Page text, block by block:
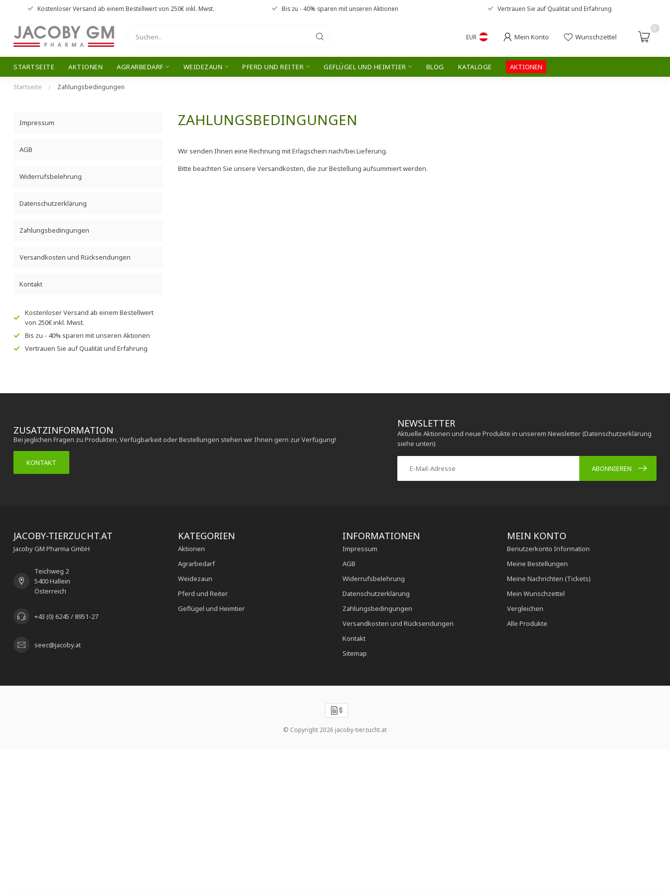
Kostenloser Versand ab einem Bestellwert von 250€ inkl. Mwst. Bis zu - 40% sparen mit unseren Aktionen Vertrauen Sie auf Qualität und Erfahrung
EUR Mein Konto Wunschzettel
0
STARTSEITE AKTIONEN AGRARBEDARF WEIDEZAUN PFERD UND REITER GEFLÜGEL UND HEIMTIER BLOG KATALOGE AKTIONEN
Startseite / Zahlungsbedingungen
Impressum
AGB
Widerrufsbelehrung
Datenschutzerklärung
Zahlungsbedingungen
Versandkosten und Rücksendungen
Kontakt
Kostenloser Versand ab einem Bestellwert
von 250€inkl. Mwst.
Bis zu - 40% sparen mit unseren Aktionen
Vertrauen Sie aufQualität und Erfahrung
ZAHLUNGSBEDINGUNGEN
Wir senden Ihnen eine Rechnung mit Erlagschein nach/bei Lieferung.
Bitte beachten Sie unsere Versandkosten, die zur Bestellung aufsummiert werden.
ZUSATZINFORMATION
Bei jeglichen Fragen zu Produkten, Verfügbarkeit oder Bestellungen stehen wir Ihnen gern zur Verfügung!
KONTAKT
NEWSLETTER
Aktuelle Aktionen und neue Produkte in unserem Newsletter (Datenschutzerklärung
siehe unten)
ABONNIEREN
JACOBY-TIERZUCHT.AT
Jacoby GM Pharma GmbH
Teichweg 2
5400 Hallein
Österreich
+43 (0) 6245 / 8951-27
seec@jacoby.at
KATEGORIEN
Aktionen
Agrarbedarf
Weidezaun
Pferd und Reiter
Geflügel und Heimtier
INFORMATIONEN
Impressum
AGB
Widerrufsbelehrung
Datenschutzerklärung
Zahlungsbedingungen
Versandkosten und Rücksendungen
Kontakt
Sitemap
MEIN KONTO
Benutzerkonto Information
Meine Bestellungen
Meine Nachrichten (Tickets)
Mein Wunschzettel
Vergleichen
Alle Produkte
© Copyright 2026 jacoby-tierzucht.at